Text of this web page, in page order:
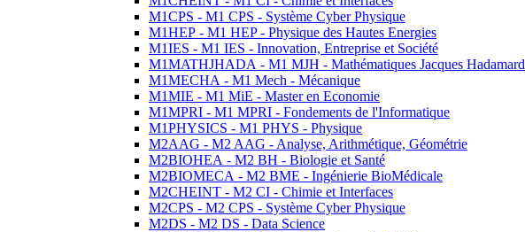
M1CPS - M1 CPS - Système Cyber Physique
M1HEP - M1 HEP - Physique des Hautes Energies
M1IES - M1 IES - Innovation, Entreprise et Société
M1MATHJHADA - M1 MJH - Mathématiques Jacques Hadamard
M1MECHA - M1 Mech - Mécanique
M1MIE - M1 MiE - Master en Economie
M1MPRI - M1 MPRI - Fondements de l'Informatique
M1PHYSICS - M1 PHYS - Physique
M2AAG - M2 AAG - Analyse, Arithmétique, Géométrie
M2BIOHEA - M2 BH - Biologie et Santé
M2BIOMECA - M2 BME - Ingénierie BioMédicale
M2CHEINT - M2 CI - Chimie et Interfaces
M2CPS - M2 CPS - Système Cyber Physique
M2DS - M2 DS - Data Science